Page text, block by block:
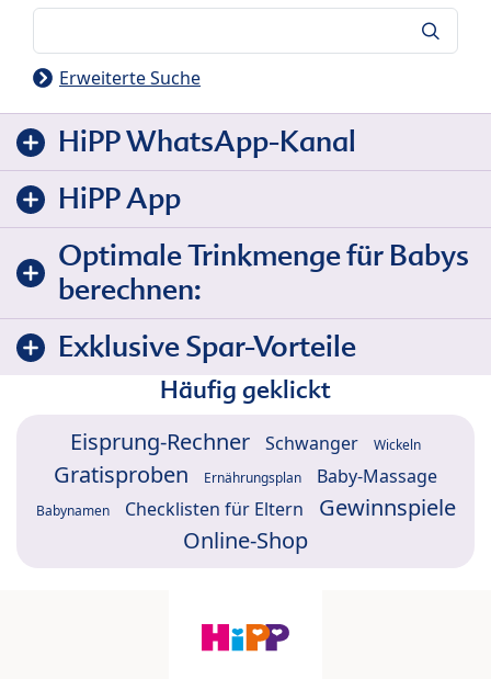
Erweiterte Suche
HiPP WhatsApp-Kanal
HiPP App
Optimale Trinkmenge für Babys
berechnen:
Exklusive Spar-Vorteile
Häufig geklickt
Eisprung-Rechner Schwanger Wickeln
Gratisproben Ernährungsplan Baby-Massage
Babynamen Checklisten für Eltern
Gewinnspiele
Online-Shop